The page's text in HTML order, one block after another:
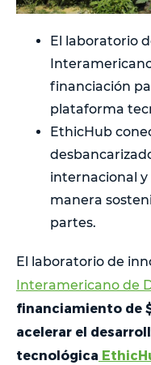
El laboratorio
financiación
plataforma
EthicHub
internacional
manera
partes.
El laboratorio de
Interamericano de
financiamiento de
acelerar el
tecnológica